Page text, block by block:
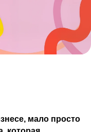
мало просто